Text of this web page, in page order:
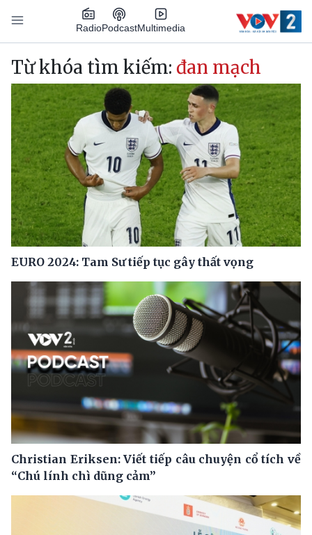
Nhảy đến nội dung
RadioPodcastMultimedia
Main navigation
Từ khóa tìm kiếm: đan mạch
EURO 2024: Tam Sư tiếp tục gây thất vọng
Christian Eriksen: Viết tiếp câu chuyện cổ tích về
“Chú lính chì dũng cảm”